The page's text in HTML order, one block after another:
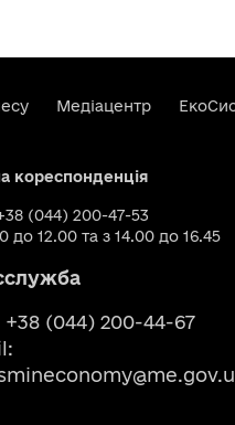
Медіацентр
кореспонденція
(044) 200-47-53
до 12.00 та з 14.00 до 16.45
+38 (044) 200-44-67